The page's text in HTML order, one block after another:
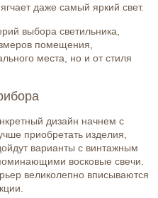
даже самый яркий свет.
выбора светильника,
помещения,
места, но и от стиля
дизайн начнем с
приобретать изделия,
варианты с винтажным
восковые свечи.
великолепно вписываются